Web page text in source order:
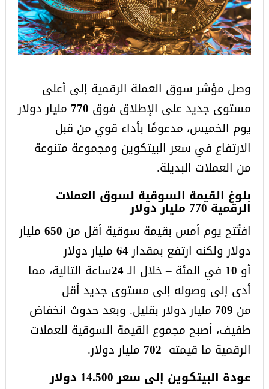
وصل مؤشر سوق العملة الرقمية إلى أعلى
مستوى جديد على الإطلاق فوق
مليار دولار
يوم الخميس، مدعومًا بأداء قوي من قبل
الارتفاع في سعر البيتكوين ومجموعة متنوعة
من العملات البديلة.
بلوغ القيمة السوقية لسوق العملات
الرقمية 770 مليار دولار
افتُتح يوم أمس بقيمة سوقية أقل من
مليار
دولار ولكنه ارتفع بمقدار64مليار دولار –
أو 10 في المئة – خلال الـ24ساعة التالية، مما
أدى إلى وصوله إلى مستوى جديد أقل
من 709 مليار دولار بقليل. وبعد حدوث انخفاض
طفيف، أصبح مجموع القيمة السوقية للعملات
الرقمية ما قيمته
مليار دولار.
عودة البيتكوين إلى سعر 14.500 دولار